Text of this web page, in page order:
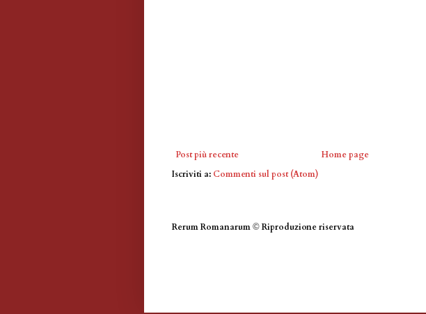
Post più recente
Home page
Iscriviti a: Commenti sul post (Atom)
Rerum Romanarum © Riproduzione riservata